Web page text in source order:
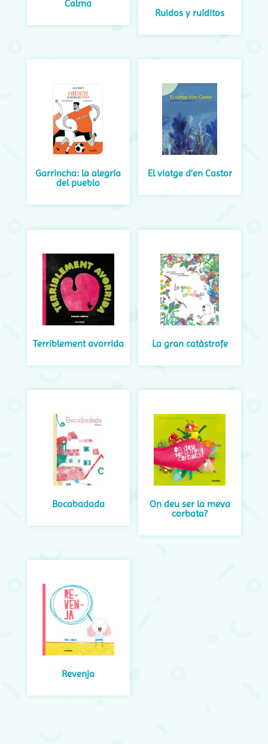
Calma
Ruidos y ruiditos
Garrincha: la alegría
del pueblo
El viatge d’en Castor
Terriblement avorrida La gran catàstrofe
Bocabadada
On deu ser la meva
corbata?
Revenja